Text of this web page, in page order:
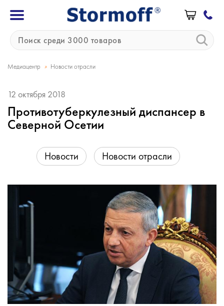
Медиацентр » Новости отрасли
12 октября 2018
Противотуберкулезный диспансер в
Северной Осетии
Новости Новости отрасли